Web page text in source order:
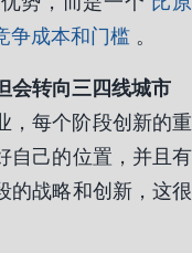
争成本和门槛 。
会转向三四线城市
，每个阶段创新的重
自己的位置，并且有
的战略和创新，这很